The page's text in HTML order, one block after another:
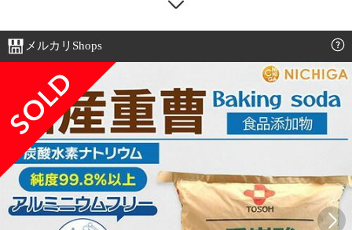
メルカリShops